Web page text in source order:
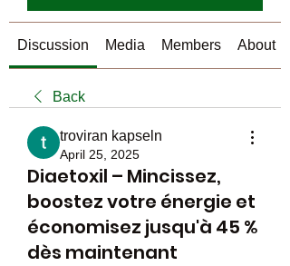
Discussion Media Members About
Back
troviran kapseln
April 25, 2025
Diaetoxil – Mincissez,
boostez votre énergie et
économisez jusqu'à 45 %
dès maintenant